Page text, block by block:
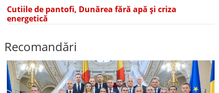
Cutiile de pantofi, Dunărea fără apă și criza
energetică
Recomandări